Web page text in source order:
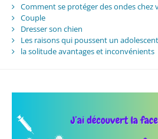
Comment se protéger des ondes chez
Couple
Dresser son chien
Les raisons qui poussent un
la solitude avantages et inconvénients